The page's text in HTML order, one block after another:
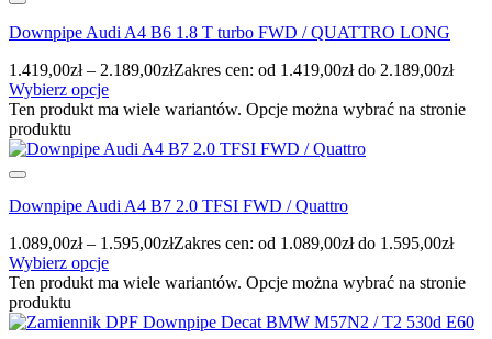
Downpipe Audi A4 B6 1.8 T turbo FWD / QUATTRO LONG
1.419,00zł – 2.189,00złZakres cen: od 1.419,00zł do 2.189,00zł
Wybierz opcje
Ten produkt ma wiele wariantów. Opcje można wybrać na stronie
produktu
Downpipe Audi A4 B7 2.0 TFSI FWD / Quattro
1.089,00zł – 1.595,00złZakres cen: od 1.089,00zł do 1.595,00zł
Wybierz opcje
Ten produkt ma wiele wariantów. Opcje można wybrać na stronie
produktu